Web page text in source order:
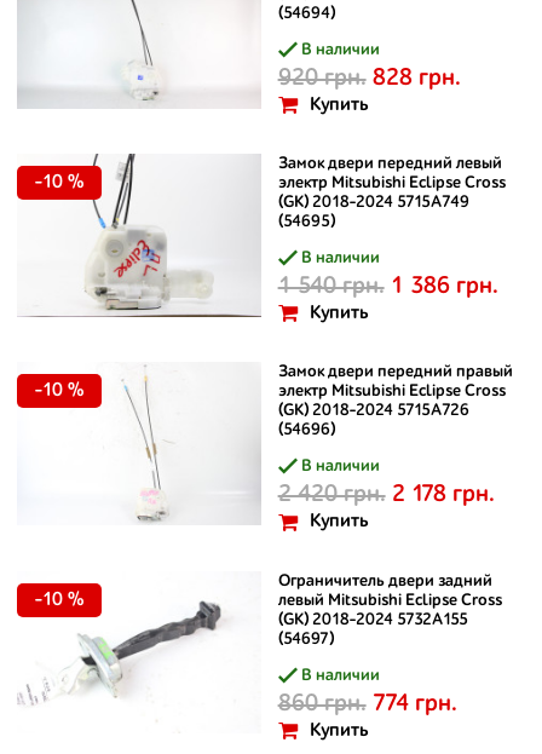
(54694)
В наличии
920 грн. 828 грн.
Купить
Замок двери передний левый
электр Mitsubishi Eclipse Cross
(GK) 2018-2024 5715A749
(54695)
В наличии
1 540 грн. 1 386 грн.
Купить
-10 %
Замок двери передний правый
электр Mitsubishi Eclipse Cross
(GK) 2018-2024 5715A726
(54696)
В наличии
2 420 грн. 2 178 грн.
Купить
-10 %
Ограничитель двери задний
левый Mitsubishi Eclipse Cross
(GK) 2018-2024 5732A155
(54697)
В наличии
860 грн. 774 грн.
Купить
-10 %